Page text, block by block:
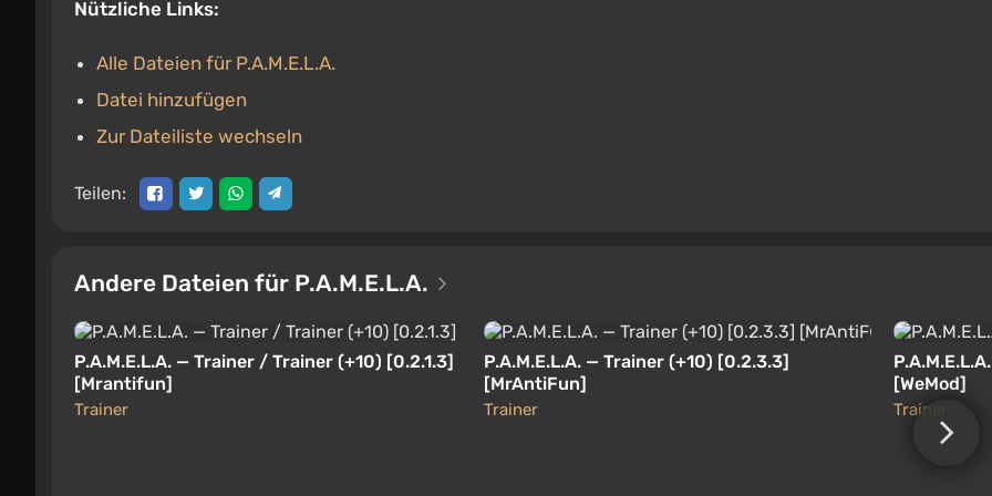
Nützliche Links:
Alle Dateien für P.A.M.E.L.A.
Datei hinzufügen
Zur Dateiliste wechseln
Teilen:
Andere Dateien für P.A.M.E.L.A.
P.A.M.E.L.A. — Trainer / Trainer (+10) [0.2.1.3]
[Mrantifun]
Trainer
P.A.M.E.L.A. — Trainer (+10) [0.2.3.3]
[MrAntiFun]
Trainer
[WeMod]
Trainer